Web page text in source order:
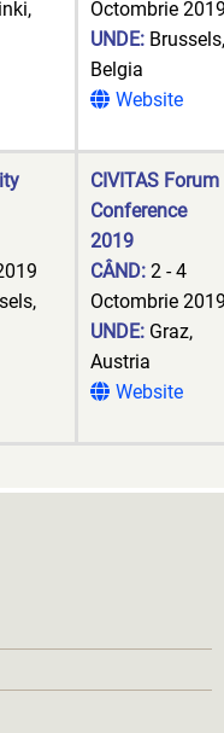
Octombrie
UNDE: Brussels,
Belgia
Website
CIVITAS Forum
Conference
2019
CÂND: 2 - 4
Octombrie
UNDE: Graz,
Austria
Website